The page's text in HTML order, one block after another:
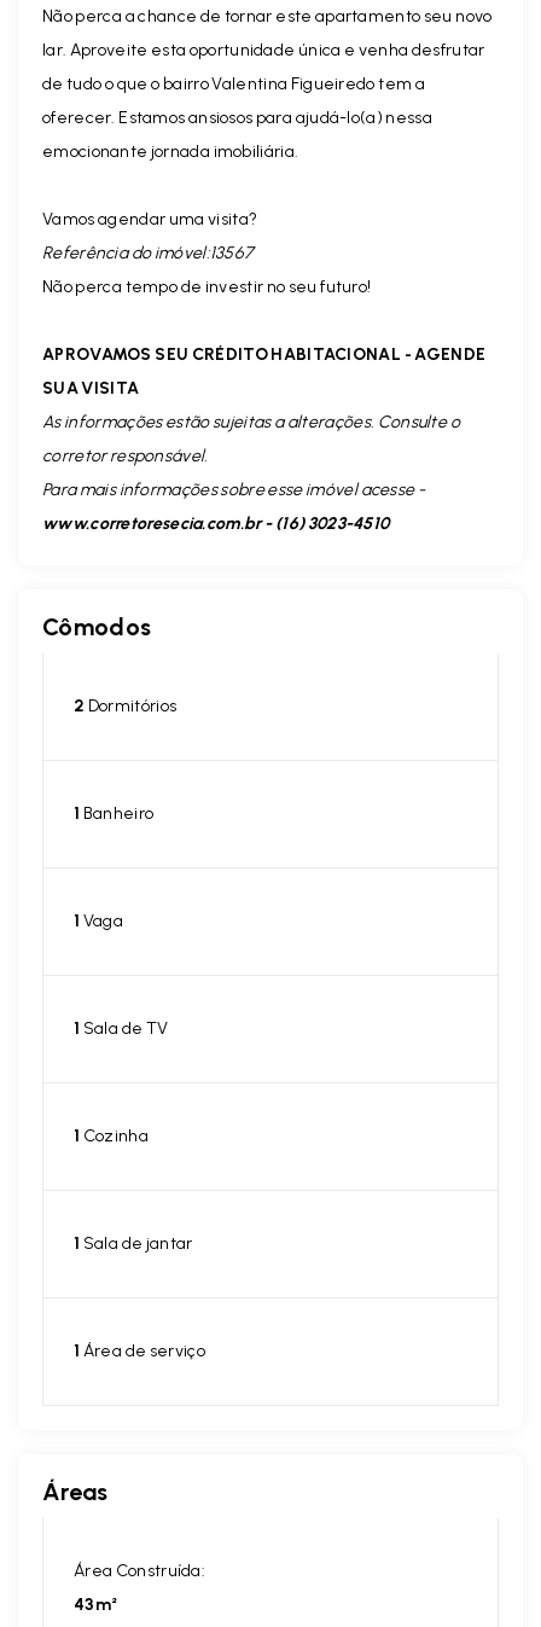
Não perca a chance de tornar este apartamento seu novo
lar. Aproveite esta oportunidade única e venha desfrutar
de tudo o que o bairro Valentina Figueiredo tem a
oferecer. Estamos ansiosos para ajudá-lo(a) nessa
emocionante jornada imobiliária.
Vamos agendar uma visita?
Referência do imóvel:13567
Não perca tempo de investir no seu futuro!
APROVAMOS SEU CRÉDITO HABITACIONAL - AGENDE
SUA VISITA
As informações estão sujeitas a alterações. Consulte o
corretor responsável.
Para mais informações sobre esse imóvel acesse -
www.corretoresecia.com.br - (16) 3023-4510
Cômodos
2 Dormitórios
1 Banheiro
1 Vaga
1 Sala de TV
1 Cozinha
1 Sala de jantar
1 Área de serviço
Áreas
Área Construída:
43m²